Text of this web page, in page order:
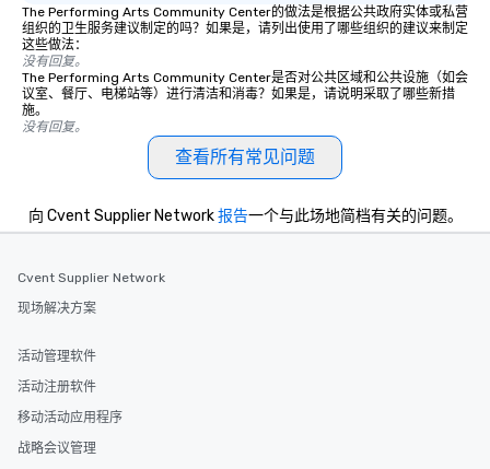
The Performing Arts Community Center的做法是根据公共政府实体或私营
组织的卫生服务建议制定的吗？如果是，请列出使用了哪些组织的建议来制定
这些做法：
没有回复。
The Performing Arts Community Center是否对公共区域和公共设施（如会
议室、餐厅、电梯站等）进行清洁和消毒？如果是，请说明采取了哪些新措
施。
没有回复。
查看所有常见问题
向 Cvent Supplier Network报告一个与此场地简档有关的问题。
Cvent Supplier Network
现场解决方案
活动管理软件
活动注册软件
移动活动应用程序
战略会议管理